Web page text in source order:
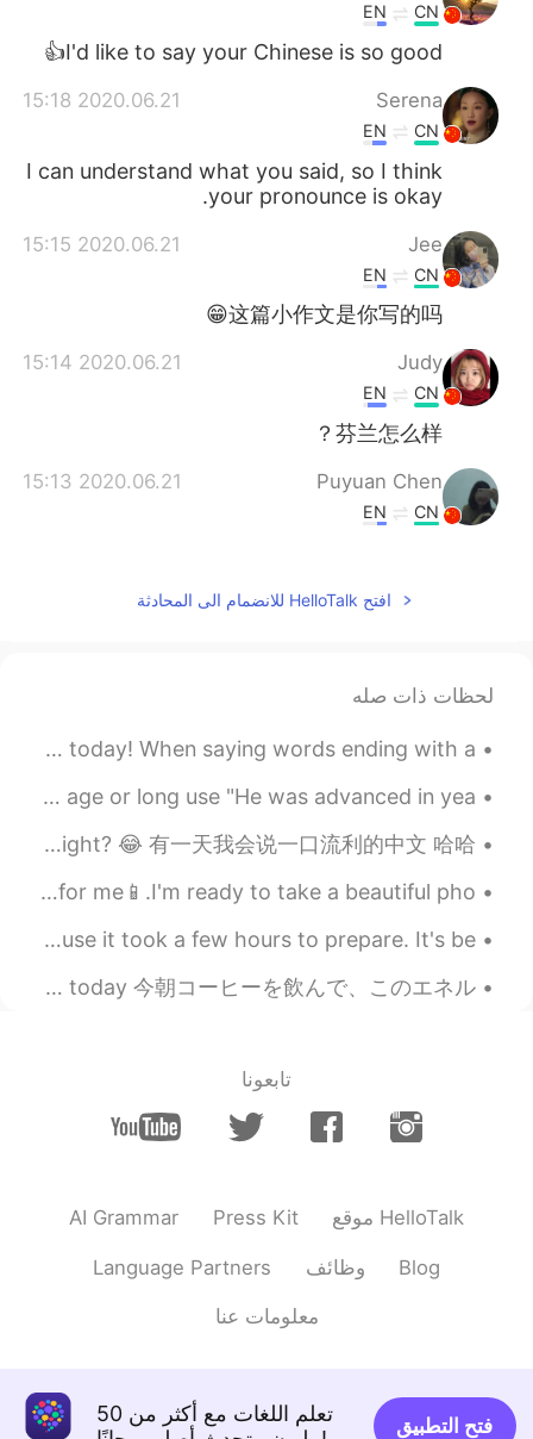
CN
EN
I'd like to say your Chinese is so good👍
Serena
2020.06.21 15:18
CN
EN
I can understand what you said, so I think
your pronounce is okay.
Jee
2020.06.21 15:15
CN
EN
这篇小作文是你写的吗😁
Judy
2020.06.21 15:14
CN
EN
芬兰怎么样？
Puyuan Chen
2020.06.21 15:13
CN
EN
Zi zhi Qu (not ji zi qu)自治区 fong
ni）便宜
....
2020.06.21 15:12
有（yǒu）名，城（chéng）市，自（zì）治
区，风（fēng）景，穿（chuān）过，漓
CN
EN
افتح HelloTalk للانضمام الى المحادثة
لحظات ذات صله
Hey everyone! I have an English pronunciation tip for you today! When saying words ending with a...
Venerable (adjective) : valued and respected because of age or long use "He was advanced in yea...
Anyone up to study together..? When you focus on studying, it gets lonely right? 😂 有一天我会说一口流利的中文 哈哈
Good morning🌄🌄. Yesterday, my father bought a new phone for me📱.I'm ready to take a beautiful pho...
Time to eat! My apartment is super hot right now because it took a few hours to prepare. It's be...
昨夜は寝不足だったので、今日はとても眠たい〜 Last night I couldn’t sleep well、so I’m very tired today 今朝コーヒーを飲んで、このエネル...
تابعونا
AI Grammar Press Kit موقع HelloTalk
Language Partners وظائف Blog
معلومات عنا
تعلم اللغات مع أكثر من 50
فتح التطبيق